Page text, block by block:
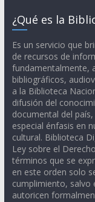
¿Qué es la
Es un servicio que
de recursos de
fundamentalmente,
bibliográficos,
a la Biblioteca
difusión del
documental del
especial énfasis en
cultural. Biblioteca
Ley sobre el
términos que se
en este orden solo
cumplimiento, salvo
autoricen